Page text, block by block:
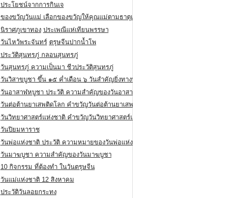
ประโยชน์จากการกินเจ
ของขวัญวันแม่ เลือกของขวัญให้คุณแม่ตามธาตุเกิด
นิราศภูเขาทอง ประเพณีแห่เทียนพรรษา
วันไหว้พระจันทร์ ตรุษจีนปากน้ำโพ
ประวัติสุนทรภู่ กลอนสุนทรภู่
วันสุนทรภู่ ความเป็นมา ชีวประวัติสุนทรภู่
วันวิสาขบูชา ขึ้น ๑๕ ค่ำเดือน ๖ วันสำคัญยิ่งทางพระพุทธศาสนา
วันอาสาฬหบูชา ประวัติ ความสําคัญของวันอาสาฬหบูชา
วันต่อต้านยาเสพติดโลก คำขวัญวันต่อต้านยาเสพติดสากล
วันวิทยาศาสตร์แห่งชาติ คำขวัญวันวิทยาศาสตร์แห่งชาติ
วันปิยมหาราช
วันพ่อแห่งชาติ ประวัติ ความหมายของวันพ่อแห่งชาติ
วันมาฆบูชา ความสำคัญของวันมาฆบูชา
10 กิจกรรม ที่ต้องทำ ในวันตรุษจีน
วันแม่แห่งชาติ 12 สิงหาคม
ประวัติวันลอยกระทง